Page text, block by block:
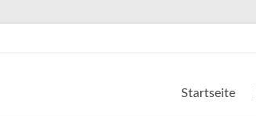
Startseite